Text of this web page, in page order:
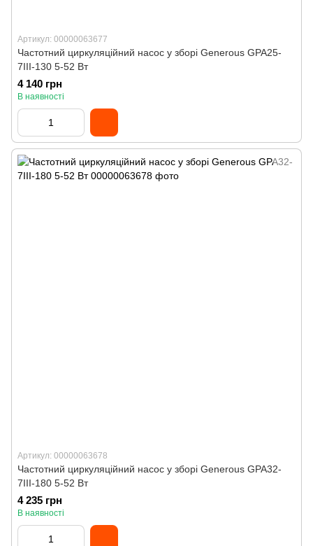
Артикул: 00000063677
Частотний циркуляційний насос у зборі Generous GPA25-
7III-130 5-52 Вт
4 140 грн
В наявності
Артикул: 00000063678
Частотний циркуляційний насос у зборі Generous GPA32-
7III-180 5-52 Вт
4 235 грн
В наявності